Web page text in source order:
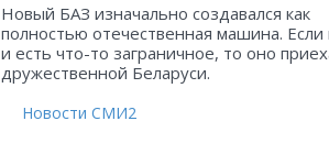
Новый БАЗ изначально создавался как
полностью отечественная машина. Если
и есть что-то заграничное, то оно
дружественной Беларуси.
Новости СМИ2